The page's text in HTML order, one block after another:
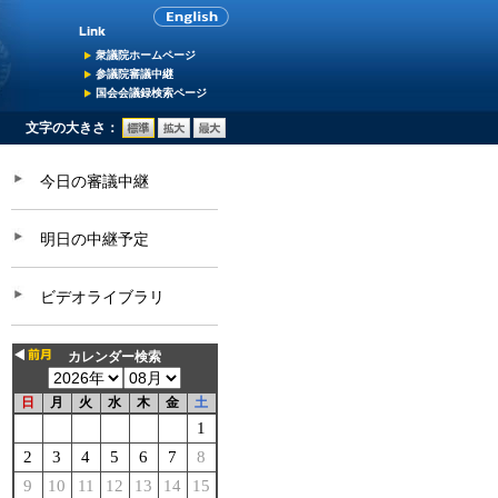
衆議院ホームページ
参議院審議中継
国会会議録検索ページ
文字の大きさ：
今日の審議中継
明日の中継予定
ビデオライブラリ
カレンダー検索
日 月 火 水 木 金 土
1
2
3 4 5 6 7
8
9
10 11 12 13 14
15